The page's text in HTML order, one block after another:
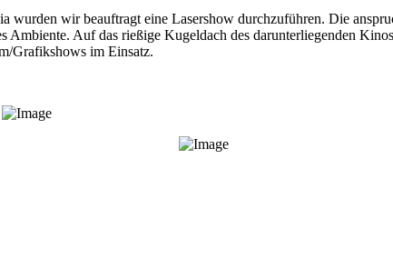
wurden wir beauftragt eine Lasershow durchzuführen. Die
Ambiente. Auf das rießige Kugeldach des darunterliegenden
Grafikshows im Einsatz.